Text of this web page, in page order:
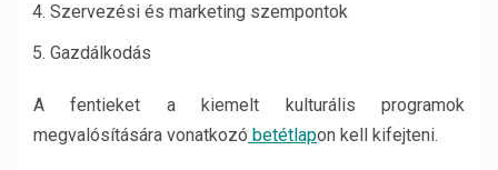
Szervezési és marketing szempontok
Gazdálkodás
A fentieket a kiemelt kulturális programok
megvalósítására vonatkozó betétlapon kell kifejteni.